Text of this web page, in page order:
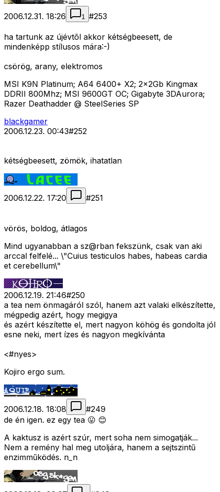
2006.12.31. 18:26 1 #253
ha tartunk az újévtõl akkor kétségbeesett, de
mindenképp stílusos mára:-)
csörög, arany, elektromos
MSI K9N Platinum; A64 6400+ X2; 2x2Gb Kingmax
DDRII 800Mhz; MSI 9600GT OC; Gigabyte 3DAurora;
Razer Deathadder @ SteelSeries SP
blackgamer
2006.12.23. 00:43#252
kétségbeesett, zömök, ihatatlan
2006.12.22. 17:20 #251
vörös, boldog, átlagos
Mind ugyanabban a sz@rban fekszünk, csak van aki
arccal felfelé... \"Cuius testiculos habes, habeas cardia
et cerebellum\"
2006.12.19. 21:46#250
a tea nem önmagáról szól, hanem azt valaki elkészítette,
mégpedig azért, hogy megigya
és azért készítette el, mert nagyon köhög és gondolta jól
esne neki, mert ízes és nagyon megkívánta
<#nyes>
Kojiro ergo sum.
2006.12.18. 18:08 #249
de én igen. ez egy tea 😛 😊
A kaktusz is azért szúr, mert soha nem simogatják...
Nem a remény hal meg utoljára, hanem a sejtszintű
enzimműködés. n_n